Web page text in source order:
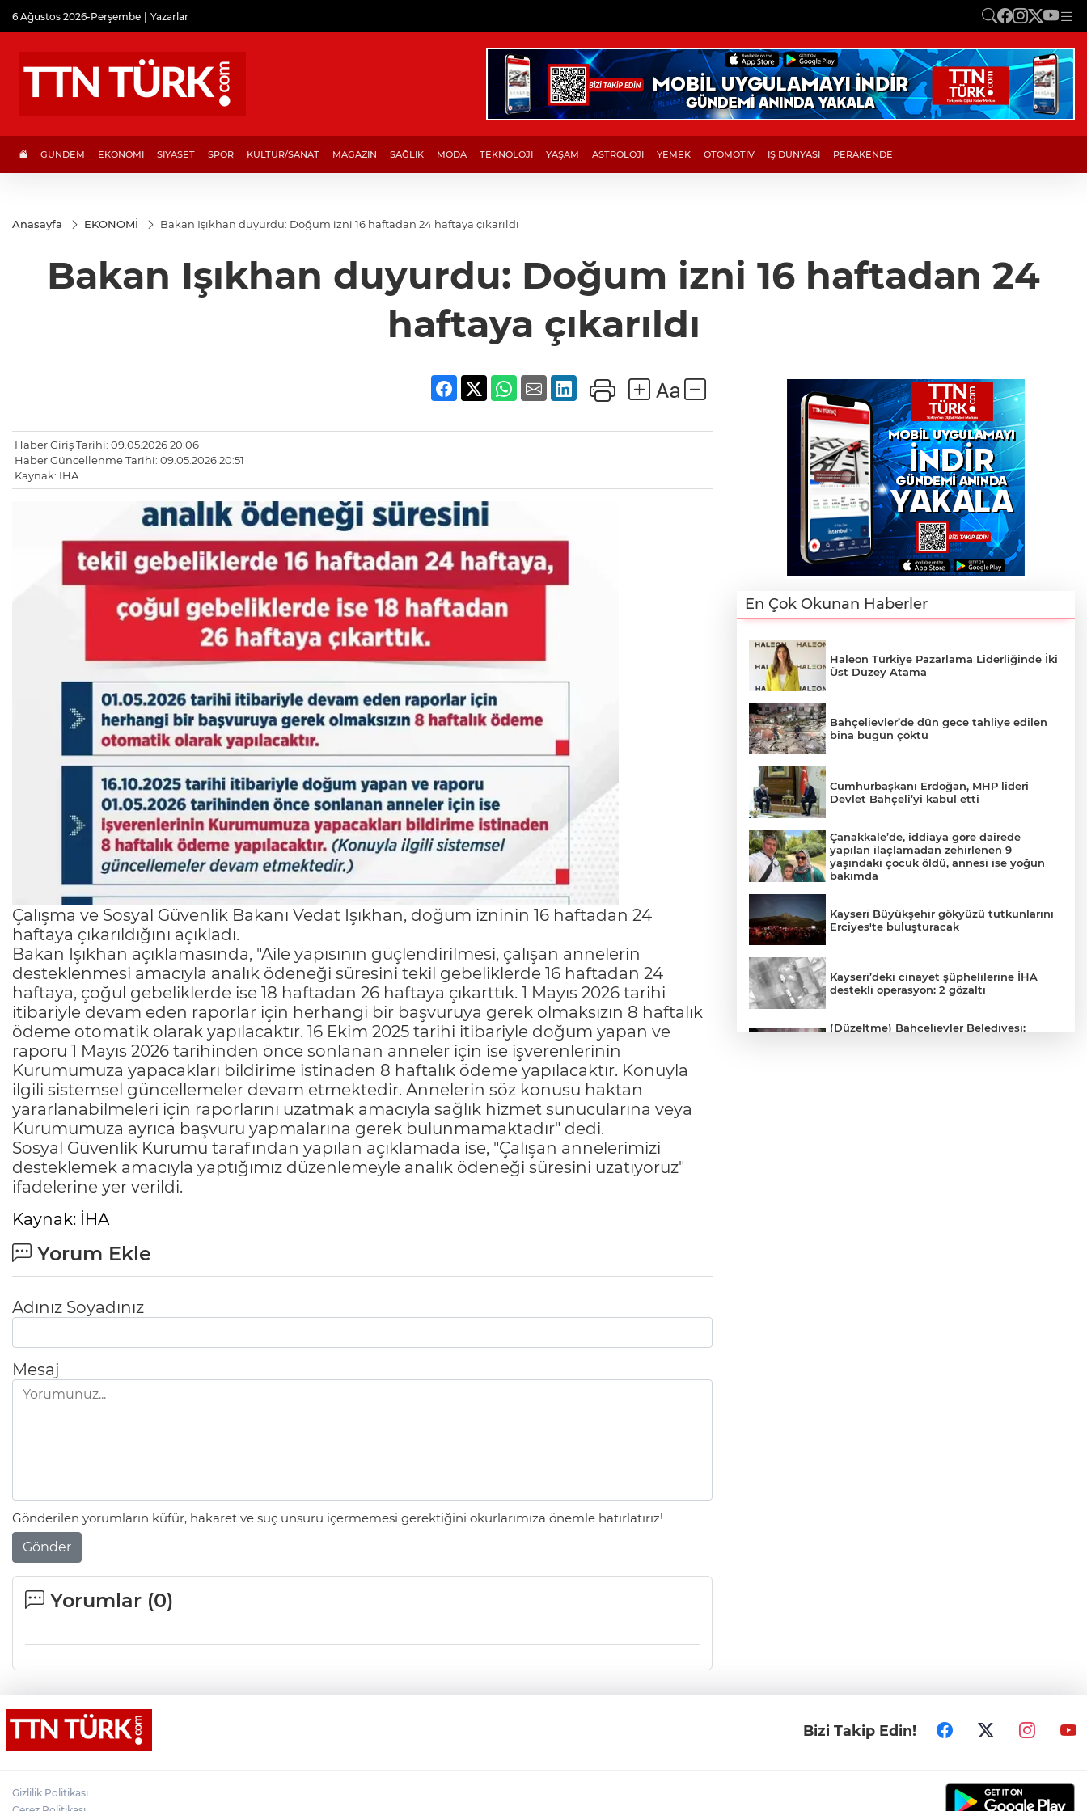
6 Ağustos 2026-Perşembe Yazarlar
GÜNDEM EKONOMİ SİYASET SPOR KÜLTÜR/SANAT MAGAZİN SAĞLIK MODA TEKNOLOJİ YAŞAM ASTROLOJİ YEMEK OTOMOTİV İŞ DÜNYASI PERAKENDE
Anasayfa EKONOMİ Bakan Işıkhan duyurdu: Doğum izni 16 haftadan 24 haftaya çıkarıldı
Bakan Işıkhan duyurdu: Doğum izni 16 haftadan 24
haftaya çıkarıldı
Haber Giriş Tarihi: 09.05.2026 20:06
Haber Güncellenme Tarihi: 09.05.2026 20:51
Kaynak: İHA
Çalışma ve Sosyal Güvenlik Bakanı Vedat Işıkhan, doğum izninin 16 haftadan 24
haftaya çıkarıldığını açıkladı.
Bakan Işıkhan açıklamasında, "Aile yapısının güçlendirilmesi, çalışan annelerin
desteklenmesi amacıyla analık ödeneği süresini tekil gebeliklerde 16 haftadan 24
haftaya, çoğul gebeliklerde ise 18 haftadan 26 haftaya çıkarttık. 1 Mayıs 2026 tarihi
itibariyle devam eden raporlar için herhangi bir başvuruya gerek olmaksızın 8 haftalık
ödeme otomatik olarak yapılacaktır. 16 Ekim 2025 tarihi itibariyle doğum yapan ve
raporu 1 Mayıs 2026 tarihinden önce sonlanan anneler için ise işverenlerinin
Kurumumuza yapacakları bildirime istinaden 8 haftalık ödeme yapılacaktır. Konuyla
ilgili sistemsel güncellemeler devam etmektedir. Annelerin söz konusu haktan
yararlanabilmeleri için raporlarını uzatmak amacıyla sağlık hizmet sunucularına veya
Kurumumuza ayrıca başvuru yapmalarına gerek bulunmamaktadır" dedi.
Sosyal Güvenlik Kurumu tarafından yapılan açıklamada ise, "Çalışan annelerimizi
desteklemek amacıyla yaptığımız düzenlemeyle analık ödeneği süresini uzatıyoruz"
ifadelerine yer verildi.
Kaynak: İHA
Yorum Ekle
Adınız Soyadınız
Mesaj
Gönderilen yorumların küfür, hakaret ve suç unsuru içermemesi gerektiğini okurlarımıza önemle hatırlatırız!
Gönder
Yorumlar (0)
En Çok Okunan Haberler
Haleon Türkiye Pazarlama Liderliğinde İki
Üst Düzey Atama
Bahçelievler’de dün gece tahliye edilen
bina bugün çöktü
Cumhurbaşkanı Erdoğan, MHP lideri
Devlet Bahçeli’yi kabul etti
Çanakkale’de, iddiaya göre dairede
yapılan ilaçlamadan zehirlenen 9
yaşındaki çocuk öldü, annesi ise yoğun
bakımda
Kayseri Büyükşehir gökyüzü tutkunlarını
Erciyes'te buluşturacak
Kayseri’deki cinayet şüphelilerine İHA
destekli operasyon: 2 gözaltı
(Düzeltme) Bahçelievler Belediyesi:
Bizi Takip Edin!
Gizlilik Politikası